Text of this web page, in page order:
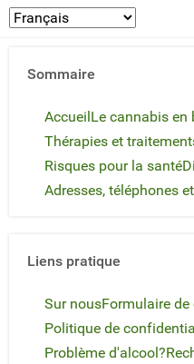
Sommaire
AccueilLe cannabis en
Thérapies et
Risques pour la santé
Adresses, téléphones
Liens pratique
Sur nousFormulaire
Politique de
Problème d'alcool?